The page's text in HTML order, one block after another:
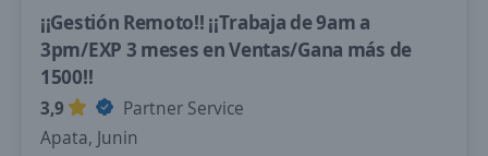
¡¡Gestión Remoto!! ¡¡Trabaja de 9am a
3pm/EXP 3 meses en Ventas/Gana más de
1500!!
3,9
Partner Service
Apata, Junin